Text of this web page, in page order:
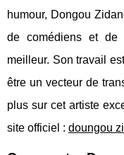
humour, Dongou
de comédiens et
meilleur. Son travail
être un vecteur de
plus sur cet artiste
site officiel : doungou